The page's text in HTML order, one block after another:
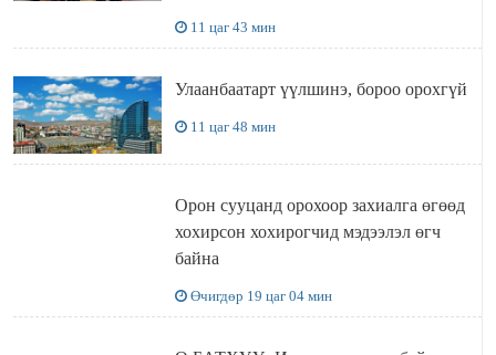
11 цаг 43 мин
Улаанбаатарт үүлшинэ, бороо орохгүй
11 цаг 48 мин
Орон сууцанд орохоор захиалга өгөөд
хохирсон хохирогчид мэдээлэл өгч
байна
Өчигдөр 19 цаг 04 мин